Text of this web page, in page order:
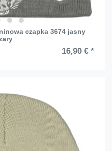
czapka 3674 jasny
16,90 € *